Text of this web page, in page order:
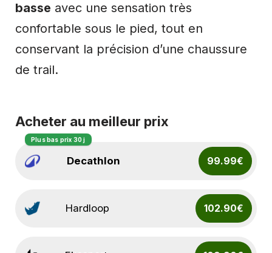
basse avec une sensation très
confortable sous le pied, tout en
conservant la précision d’une chaussure
de trail.
Acheter au meilleur prix
Decathlon 99.99€
Plus bas prix 30 j
Hardloop 102.90€